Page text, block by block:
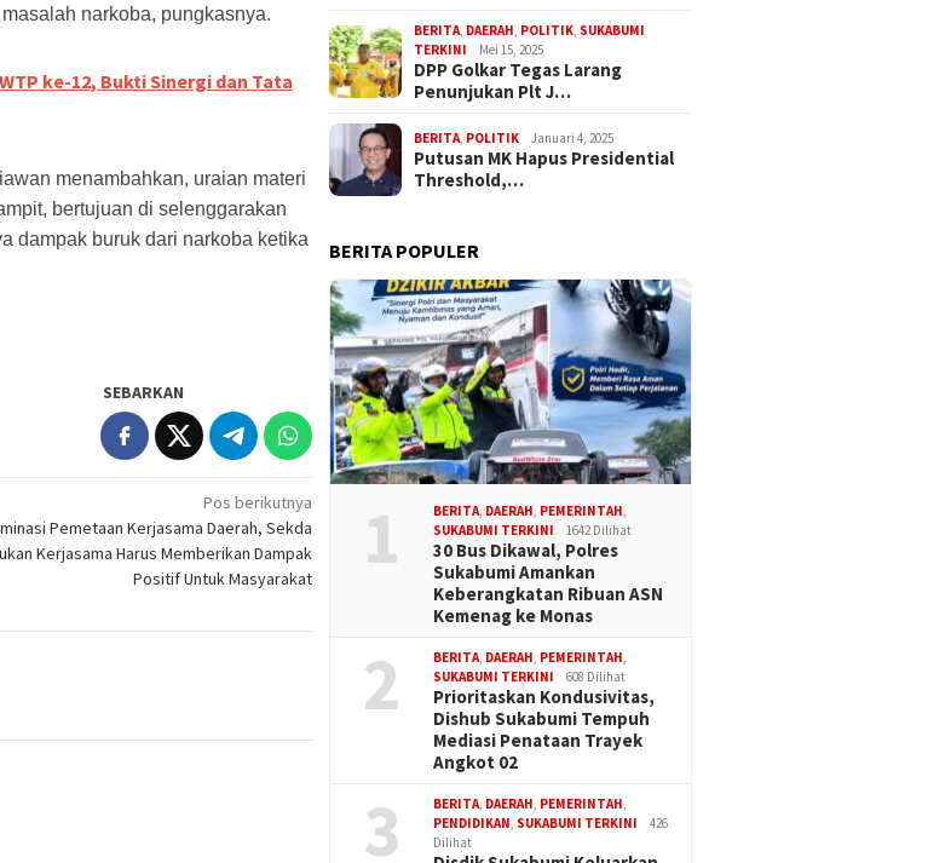
narkoba, pungkasnya.
ke-12, Bukti Sinergi dan Tata
menambahkan, uraian materi
bertujuan di selenggarakan
dampak buruk dari narkoba ketika
SEBARKAN
Pos berikutnya
Pemetaan Kerjasama Daerah, Sekda
Kerjasama Harus Memberikan Dampak
Positif Untuk Masyarakat
BERITA DAERAH POLITIK SUKABUMI
TERKINI
Mei 15, 2025
DPP Golkar Tegas Larang
Penunjukan Plt J…
BERITA POLITIK Januari 4, 2025
Putusan MK Hapus Presidential
Threshold,…
BERITA POPULER
1 BERITA, DAERAH, PEMERINTAH,
SUKABUMI TERKINI
1642 Dilihat
30 Bus Dikawal, Polres
Sukabumi Amankan
Keberangkatan Ribuan ASN
Kemenag ke Monas
2 BERITA, DAERAH, PEMERINTAH,
SUKABUMI TERKINI
608 Dilihat
Prioritaskan Kondusivitas,
Dishub Sukabumi Tempuh
Mediasi Penataan Trayek
Angkot 02
3 BERITA, DAERAH, PEMERINTAH,
PENDIDIKAN, SUKABUMI TERKINI
426
Dilihat